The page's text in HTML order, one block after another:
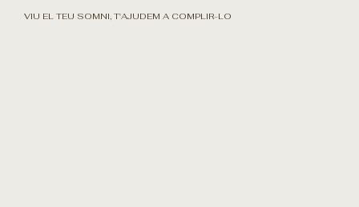
VIU EL TEU SOMNI, T'AJUDEM A COMPLIR-LO